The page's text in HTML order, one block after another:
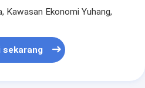
Kawasan Ekonomi Yuhang,
sekarang